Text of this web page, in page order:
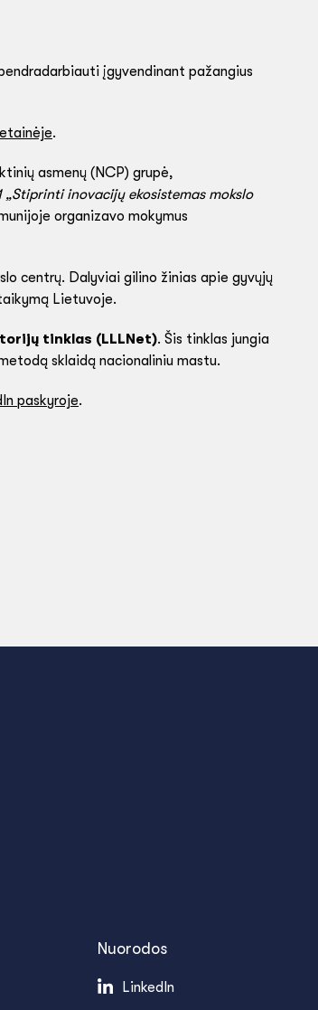
įgyvendinant pažangius
.
asmenų (NCP) grupė,
inovacijų ekosistemas mokslo
organizavo mokymus
centrų. Dalyviai gilino žinias apie gyvųjų
Lietuvoje.
tinklas (LLLNet). Šis tinklas jungia
sklaidą nacionaliniu mastu.
paskyroje.
Nuorodos
LinkedIn